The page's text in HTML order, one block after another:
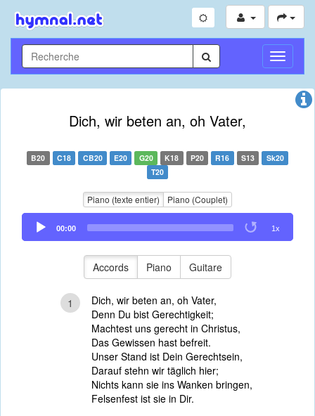
Toggle
Dich, wir beten an, oh Vater,
B20 C18 CB20 E20 G20 K18 P20 R16 S13
Sk20
T20
Piano (texte entier) Piano (Couplet)
Audio
Player
00:00 1x
Accords Piano Guitare
1
Dich, wir beten an, oh Vater,
Denn Du bist Gerechtigkeit;
Machtest uns gerecht in Christus,
Das Gewissen hast befreit.
Unser Stand ist Dein Gerechtsein,
Darauf stehn wir täglich hier;
Nichts kann sie ins Wanken bringen,
Felsenfest ist sie in Dir.